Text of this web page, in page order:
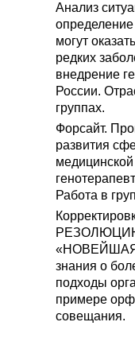
Анализ
могут
редких
внедрение
России.
группах.
Форсайт.
развития
Работа в
РЕЗОЛЮЦИЮ
«НОВЕЙШАЯ
знания о
подходы
примере
совещания.